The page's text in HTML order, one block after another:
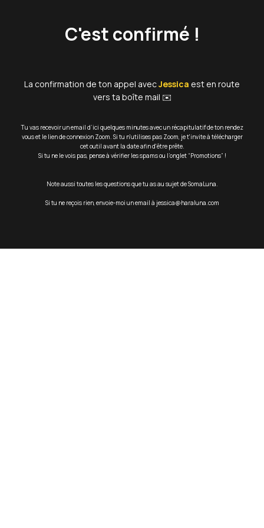
C'est confirmé !
La confirmation de ton appel avecJessica est en route
vers ta boîte mail ✉️
Tu vas recevoir un email d’ici quelques minutes avec un récapitulatif de ton rendez
vous et le lien de connexion Zoom. Si tu n'utilises pas Zoom, je t'invite à télécharger
cet outil avant la date afin d'être prête.
Si tu ne le vois pas, pense à vérifier les spams ou l’onglet “Promotions” !
Note aussi toutes les questions que tu as au sujet de SomaLuna.
Si tu ne reçois rien, envoie-moi un email à jessica@haraluna.com